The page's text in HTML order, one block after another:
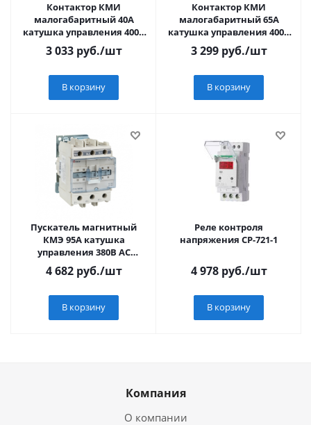
Контактор КМИ
малогабаритный 40А
катушка управления 400В
АС 1НО+1НЗ
3 033руб./шт
В корзину
Контактор КМИ
малогабаритный 65А
катушка управления 400В
АС 1НО+1НЗ
3 299руб./шт
В корзину
Пускатель магнитный
КМЭ 95А катушка
управления 380В АС
малогабаритный 1NO 1NC
4 682руб./шт
В корзину
Реле контроля
напряжения CP-721-1
4 978руб./шт
В корзину
Компания
О компании